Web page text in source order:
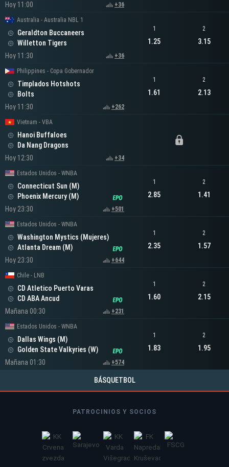
Hoy 11:00
+36
Australia - Australia NBL 1
Geraldton Buccaneers
Willetton Tigers
Hoy 11:30
+36
1
1.25
2
3.15
Philippines - Copa Gobernador
Timplados Hotshots
Bolts
Hoy 11:30
+262
1
1.61
2
2.13
Vietnam - VBA
Hanoi Buffaloes
Da Nang Dragons
Hoy 12:30
+34
Estados Unidos - WNBA
Connecticut Sun (M)
Phoenix Mercury (M)
Hoy 23:30
+501
1
2.85
2
1.41
Estados Unidos - WNBA
Washington Mystics (Mujeres)
Atlanta Dream (M)
Hoy 23:30
+644
1
2.35
2
1.57
Chile - LNB
CD Atletico Puerto Varas
CD ABA Ancud
Mañana 00:30
+231
1
1.60
2
2.15
Estados Unidos - WNBA
Dallas Wings (M)
Golden State Valkyries (W)
Mañana 01:30
+574
1
1.83
2
1.95
BÁSQUETBOL
PATROCINIOS Y SOCIOS